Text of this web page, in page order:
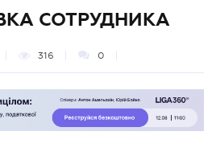
СОТРУДНИКА
316 0